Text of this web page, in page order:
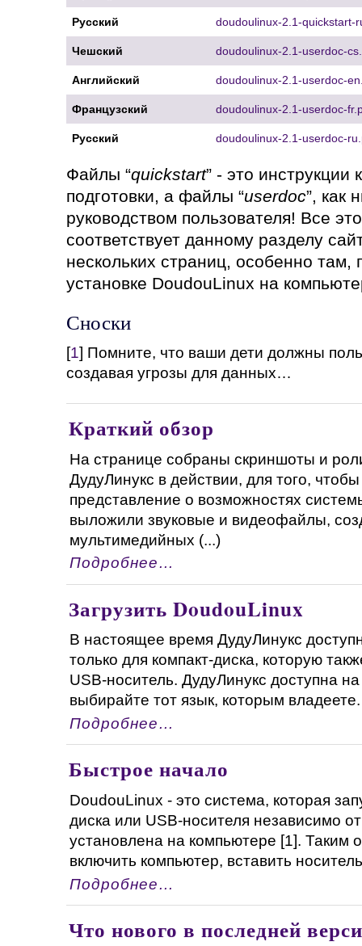
Русский doudoulinux-2.1-quickstart-
Чешский doudoulinux-2.1-userdoc-
Английский doudoulinux-2.1-userdoc-
Французский doudoulinux-2.1-userdoc-
Русский doudoulinux-2.1-userdoc-
Файлы “quickstart” - это инструкции
подготовки, а файлы “userdoc”, как
руководством пользователя! Все
соответствует данному разделу
нескольких страниц, особенно там,
установке DoudouLinux на
Сноски
[1] Помните, что ваши дети должны
создавая угрозы для данных…
Краткий обзор
На странице собраны скриншоты и
ДудуЛинукс в действии, для того,
представление о возможностях
выложили звуковые и видеофайлы,
мультимедийных (...)
Подробнее…
Загрузить DoudouLinux
В настоящее время ДудуЛинукс
только для компакт-диска, которую
USB-носитель. ДудуЛинукс доступна
выбирайте тот язык, которым
Подробнее…
Быстрое начало
DoudouLinux - это система, которая
диска или USB-носителя независимо
установлена на компьютере [1]. Таким
включить компьютер, вставить
Подробнее…
Что нового в последней